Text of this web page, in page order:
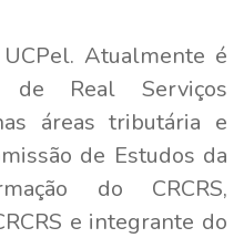
Atualmente é
de Real Serviços
áreas tributária e
de Estudos da
do CRCRS,
e integrante do